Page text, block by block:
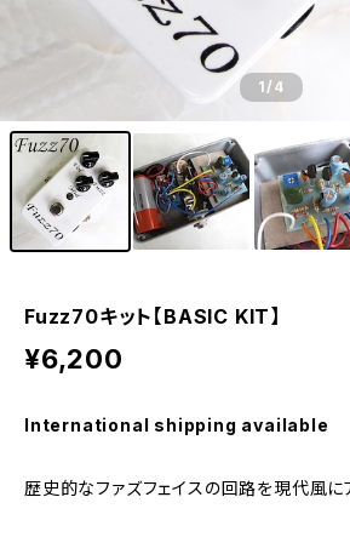
1/4
Fuzz70キット【BASIC KIT】
¥6,200
International shipping available
歴史的なファズフェイスの回路を現代風に